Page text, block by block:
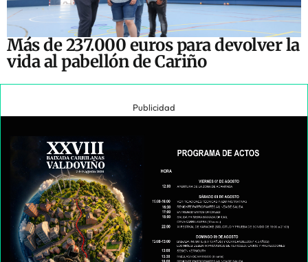
Más de 237.000 euros para devolver la
vida al pabellón de Cariño
Publicidad